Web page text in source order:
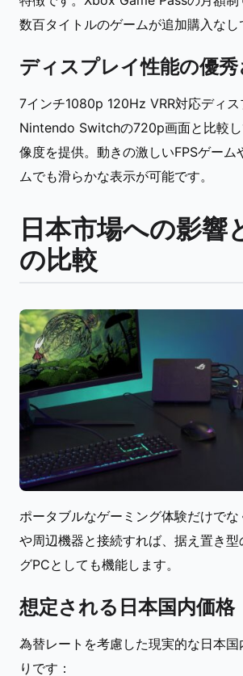
数百タイトルのゲームが追加購入なし
ディスプレイ性能の優秀
7インチ1080p 120Hz VRR対応ディス
Nintendo Switchの720p画面と比較
像度を提供。動きの激しいFPSゲーム
ムでも滑らかな表示が可能です。
日本市場への影響
の比較
ポータブルなゲーミング体験だけで
や周辺機器と接続すれば、据え置き
グPCとしても機能します。
想定される日本国内価格
為替レートを考慮した現実的な日本国
りです：